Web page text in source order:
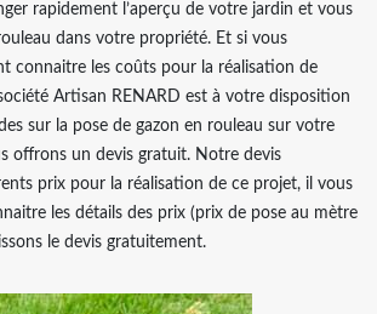
rapidement l’aperçu de votre jardin et vous
dans votre propriété. Et si vous
connaitre les coûts pour la réalisation de
Artisan RENARD est à votre disposition
sur la pose de gazon en rouleau sur votre
offrons un devis gratuit. Notre devis
prix pour la réalisation de ce projet, il vous
les détails des prix (prix de pose au mètre
le devis gratuitement.